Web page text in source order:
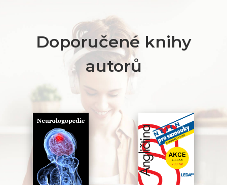
Doporučené knihy
autorů